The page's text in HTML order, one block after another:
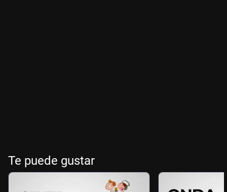
Te puede gustar